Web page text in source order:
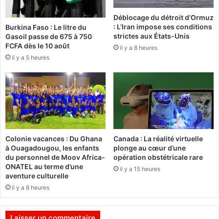
o
n
«
P
g
b
l
a
N
a
a
m
»
a
c
a
z
e
O
u
d
r
a
o
g
o
a
p
p
à
Burkina Faso : Le litre du
Gasoil passe de 675 à 750
FCFA dès le 10 août
il y a 5 heures
Déblocage du détroit d’Ormuz
: L’Iran impose ses conditions
strictes aux États-Unis
il y a 8 heures
Colonie vacances : Du Ghana
à Ouagadougou, les enfants
du personnel de Moov Africa-
ONATEL au terme d’une
aventure culturelle
il y a 8 heures
Canada : La réalité virtuelle
plonge au cœur d’une
opération obstétricale rare
il y a 15 heures